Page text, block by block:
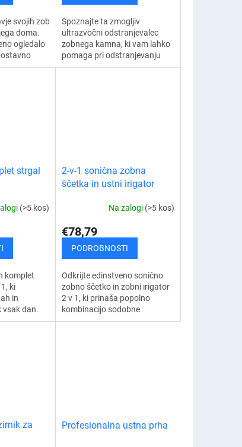
svojih zob
doma.
ogledalo
Spoznajte ta zmogljiv
ultrazvočni odstranjevalec
zobnega kamna, ki vam lahko
pomaga pri odstranjevanju
zobnega kamna in zobnih
strgal
(>5 kos)
komplet
ki
in
vsak dan.
odstranjuje
2-v-1 sonična zobna
ščetka in ustni irigator
Na zalogi (>5 kos)
€78,79
PODROBNOSTI
Odkrijte edinstveno sonično
zobno ščetko in zobni irigator
2 v 1, ki prinaša popolno
kombinacijo sodobne
tehnologije in maksimalnega
za
Profesionalna ustna prha